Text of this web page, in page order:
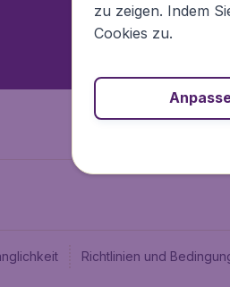
Richtlinien und
zu zeigen. Indem
Cookies zu.